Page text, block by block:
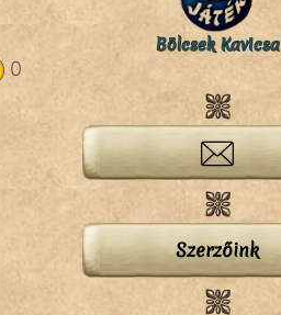
0
Bölcsek Kavicsa
Szerzőink